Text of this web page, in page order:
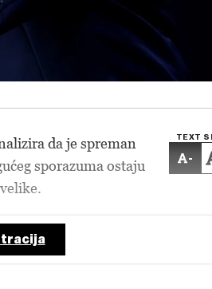
TEXT
-
da je spreman
sporazuma ostaju